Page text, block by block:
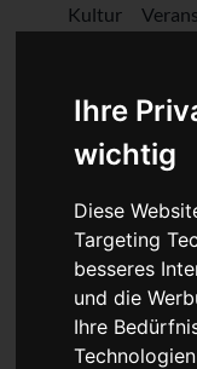
Ihre
wichtig
Diese
Targeting
besseres
und die
Ihre
Kultur
Taylor
in
Fame!